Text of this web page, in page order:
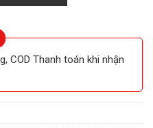
COD Thanh toán khi nhận